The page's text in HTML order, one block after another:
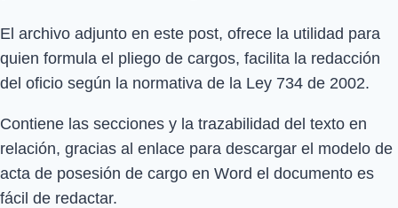
El archivo adjunto en este post, ofrece la utilidad para
quien formula el pliego de cargos, facilita la redacción
del oficio según la normativa de la Ley 734 de 2002.
Contiene las secciones y la trazabilidad del texto en
relación, gracias al enlace para descargar el modelo de
acta de posesión de cargo en Word el documento es
fácil de redactar.